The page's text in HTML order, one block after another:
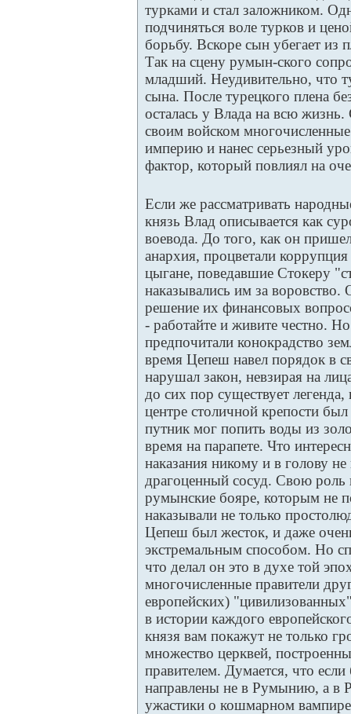
турками и стал заложником.
подчиняться воле турков и
борьбу. Вскоре сын убегает из
Так на сцену румын-ского
младший. Неудивительно, что
сына. После турецкого плена
осталась у Влада на всю
своим войском
империю и нанес серьезный
фактор, который повлиял на
Если же рассматривать
князь Влад описывается как
воевода. До того, как он
анархия, процветали
цыгане, поведавшие Стокеру
наказывались им за
решение их финансовых
- работайте и живите честно.
предпочитали конокрадство
время Цепеш навел порядок в
нарушал закон, невзирая на
до сих пор существует легенда,
центре столичной крепости
путник мог попить воды из
время на парапете. Что
наказания никому и в голову
драгоценный сосуд. Свою роль
румынские бояре, которым не
наказывали не только
Цепеш был жесток, и даже
экстремальным способом. Но
что делал он это в духе той
многочисленные правители
европейских)
в истории каждого
князя вам покажут не только
множество церквей,
правителем. Думается, что
направлены не в Румынию, а в
ужастики о кошмарном